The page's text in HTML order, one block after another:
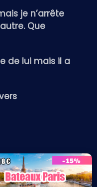
je n’arrête
Que
de lui mais il a